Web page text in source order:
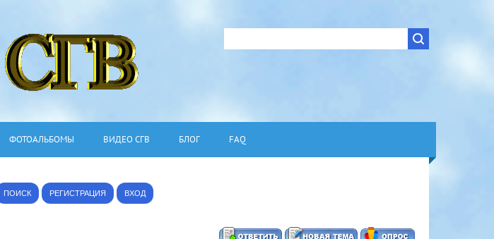
ФОТОАЛЬБОМЫ ВИДЕО СГВ БЛОГ FAQ
ПОИСК РЕГИСТРАЦИЯ ВХОД